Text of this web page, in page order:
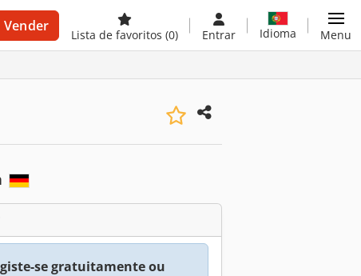
Vender
Lista de favoritos (0) Entrar Idioma Menu
se gratuitamente ou